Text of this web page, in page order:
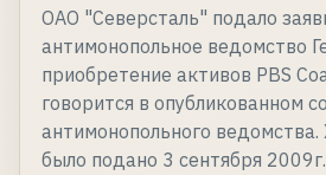
ОАО "Северсталь" подало
антимонопольное ведомство
приобретение активов PBS
говорится в опубликованном
антимонопольного ведомства.
было подано 3 сентября